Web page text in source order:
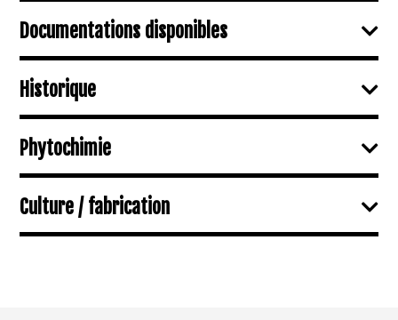
Documentations disponibles
Historique
Phytochimie
Culture / fabrication